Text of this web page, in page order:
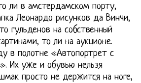
ли в амстердамском порту,
Леонардо рисунков да Винчи,
гульденов на собственный
то ли на аукционе.
в полотне «Автопортрет с
Их уже и обувью нельзя
просто не держится на ноге,